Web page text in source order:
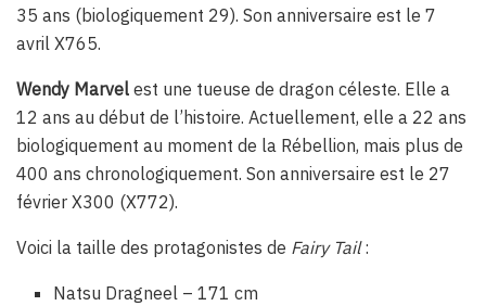
35 ans (biologiquement 29). Son anniversaire est le 7
avril X765.
Wendy Marvel est une tueuse de dragon céleste. Elle a
12 ans au début de l’histoire. Actuellement, elle a 22 ans
biologiquement au moment de la Rébellion, mais plus de
400 ans chronologiquement. Son anniversaire est le 27
février X300 (X772).
Voici la taille des protagonistes de Fairy Tail:
Natsu Dragneel – 171 cm